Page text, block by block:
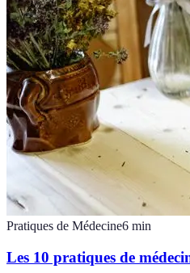
Pratiques de Médecine6 min
Les 10 pratiques de